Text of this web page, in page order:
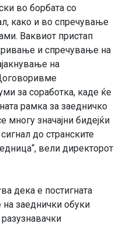
во борбата со
како и во спречување
Ваквиот пристап
и спречување на
на
за соработка, каде ќе
рамка за заедничко
многу значајни бидејќи
до странските
вели директорот
дека е постигната
на заеднички обуки